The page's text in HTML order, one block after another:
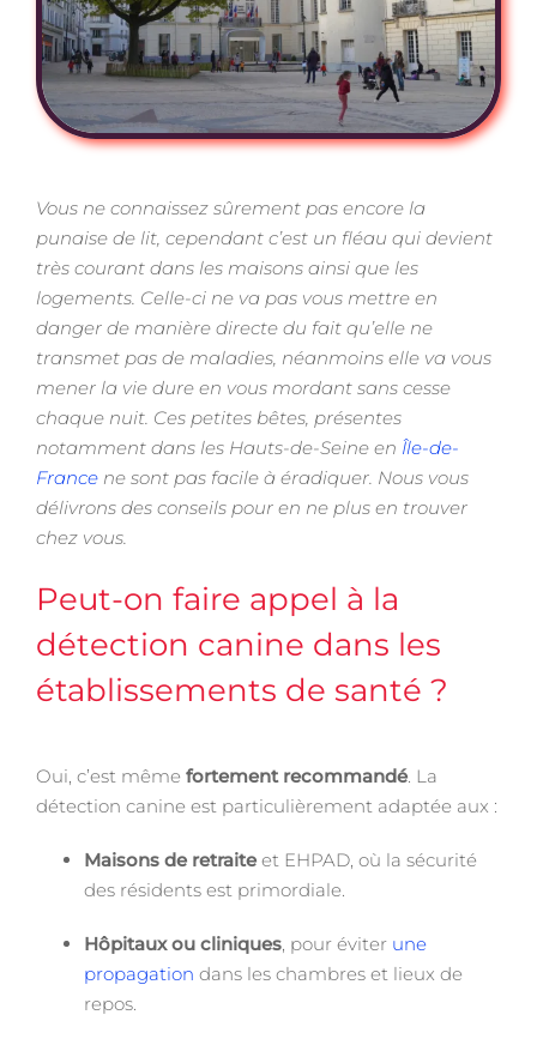
Vous ne connaissez sûrement pas encore la
punaise de lit, cependant c’est un fléau qui devient
très courant dans les maisons ainsi que les
logements. Celle-ci ne va pas vous mettre en
danger de manière directe du fait qu’elle ne
transmet pas de maladies, néanmoins elle va vous
mener la vie dure en vous mordant sans cesse
chaque nuit. Ces petites bêtes, présentes
notamment dans les Hauts-de-Seine en Île-de-
France ne sont pas facile à éradiquer. Nous vous
délivrons des conseils pour en ne plus en trouver
chez vous.
Peut-on faire appel à la
détection canine dans les
établissements de santé ?
Oui, c’est même fortement recommandé. La
détection canine est particulièrement adaptée aux :
Maisons de retraite et EHPAD, où la sécurité
des résidents est primordiale.
Hôpitaux ou cliniques, pour éviter une
propagation dans les chambres et lieux de
repos.